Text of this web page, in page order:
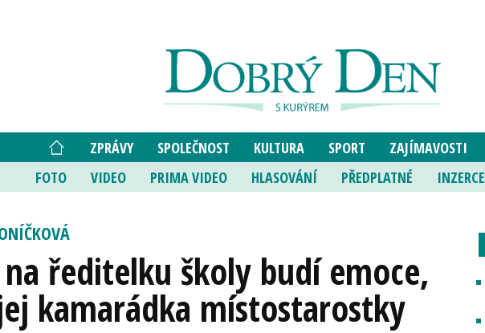
ZPRÁVY SPOLEČNOST KULTURA SPORT ZAJÍMAVOSTI
FOTO
VIDEO PRIMA VIDEO HLASOVÁNÍ PŘEDPLATNÉ INZERCE
ředitelku školy budí emoce,
kamarádka místostarostky